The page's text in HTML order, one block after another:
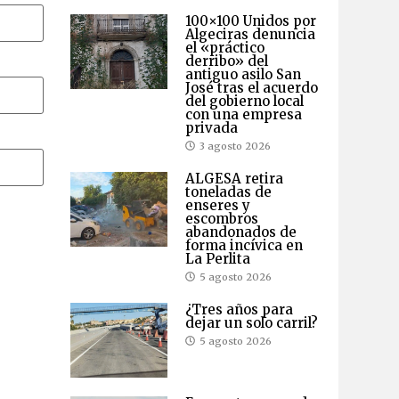
100×100 Unidos por
Algeciras denuncia
el «práctico
derribo» del
antiguo asilo San
José tras el acuerdo
del gobierno local
con una empresa
privada
3 agosto 2026
ALGESA retira
toneladas de
enseres y
escombros
abandonados de
forma incívica en
La Perlita
5 agosto 2026
¿Tres años para
dejar un solo carril?
5 agosto 2026